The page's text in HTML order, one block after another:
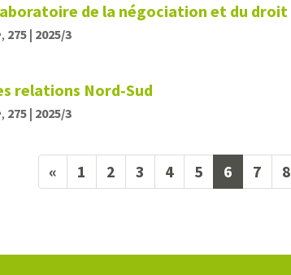
de la négociation et du droit
, 275 | 2025/3
relations Nord‑Sud
, 275 | 2025/3
« 1 2 3 4 5 6(current)
7 8